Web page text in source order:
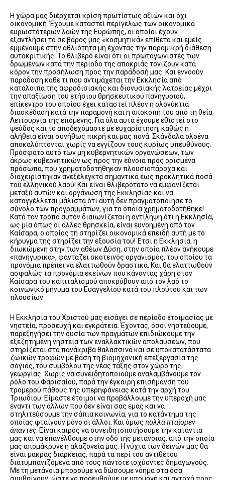
Η χώρα μας διέρχεται κρίση πρωτίστως αξιών και όχι
οικονομική. Έχουμε καταστεί περίγελως των οικονομικά
ευρωστότερων λαών της Ευρώπης, οι οποίοι έχουν
εξαντλήσει τα σε βάρος μας «κοσμητικά» επίθετα και εμείς
εμμένουμε στην αθλιότητα μη έχοντας την παραμικρή διάθεση
αυτοκριτικής. Το θλιβερό είναι ότι οι πρωταγωνιστές των
δρωμένων κατά την περίοδο της αποκριάς τονίζουν κατά
κόρον την προσήλωση προς την παράδοσή μας. Και εννοούν
παράδοση κάθε τι που αντιμάχεται την Εκκλησία από
κατάλοιπα της αφροδισιακής και διονυσιακής λατρείας μέχρι
την απαξίωση του ετήσιου θρησκευτικού πανηγυριού,
επίκεντρο του οποίου έχει καταστεί πλέον η ολονύκτια
διασκέδαση κατά την παραμονή και η αποκοπή του από τη θεία
Λειτουργία της επομένης. Για όλα αυτά έχουμε εθιστεί στο
ψεύδος και το αποδεχόμαστε με ευχαρίστηση, καθώς η
αλήθεια είναι συνήθως πικρή και μας πονά. Σκάνδαλα ολοένα
αποκαλύπτονται χωρίς να εγγίζουν τους κυρίως υπευθύνους.
Πρόσφατο αυτό των μη κυβερνητικών οργανώσεων, των
άκρως κυβερνητικών ως προς την εύνοια προς ορισμένα
πρόσωπα, που χρηματοδοτήθηκαν πλουσιοπάροχα και
διαχειρίστηκαν ανεξέλεγκτα σημαντικά έως προκλητικά ποσά
του ελληνικού λαού! Και είναι θλιβερότατο να εμφανίζεται
μεταξύ αυτών και οργάνωση της Εκκλησίας και να
καταγγέλλεται μάλιστα ότι αυτή δεν πραγματοποίησε το
σύνολο των προγραμμάτων, για τα οποία χρηματοδοτήθηκε!
Κατά τον τρόπο αυτόν διαιωνίζεται η αντίληψη ότι η Εκκλησία,
ως μία όπως οι άλλες θρησκεία, είναι ευνοημένη από τον
Καίσαρα, ο οποίος τη στηρίζει οικονομικά επειδή αυτή με το
κήρυγμά της στηρίζει την εξουσία του! Έτσι η Εκκλησία, η
διωκώμενη στην των αθέων Δύση, στην οποία πλέον ανήκουμε
«πανηγυρικά», φαντάζει σκοτεινός οργανισμός, του οποίου τα
προνόμια πρέπει να ελαττωθούν δραστικά. Και θα ελαττωθούν
ασφαλώς τα προνόμια εκείνων που κάνοντας χάρη στον
Καίσαρα του καπιταλισμού αποκρύβουν από τον λαό το
κοινωνικό μήνυμα του Ευαγγελίου κατά του πλούτου και των
πλουσίων.
Η Εκκλησία του Χριστού μας εισάγει σε περίοδο ετοιμασίας με
νηστεία, προσευχή και εγκράτεια. Έχοντας, όσοι νηστεύουμε,
παρεξηγήσει την ουσία των πραγμάτων επιδιώκουμε την
εξεζητημένη νηστεία των εναλλακτικών απολαύσεων, που
στηρίζεται στα πανάκριβα θαλασσινά και σε υποκατατάστατα
ζωικών τροφών με βάση τη βιομηχανική επεξεργασία της
σόγιας, του συμβόλου της νέας τάξης στον χώρο της
γεωργίας. Χωρίς να συνειδητοποιούμε αναλαμβάνουμε τον
ρόλο του Φαρισαίου, παρά την έγκαιρη επισήμανση του
τρομερού πάθους της υπερηφάνειας κατά την αρχή του
Τριωδίου. Είμαστε έτοιμοι να προβάλλουμε την υπεροχή μας
έναντι των άλλων που δεν είναι σας εμάς και να
στηλιτεύσουμε την σάπια κοινωνία, για το κατάντημα της
οποίας φταίγουν μόνο οι άλλοι. Και όμως πολλά πταίομεν
άπαντες . Είναι καιρός να συνειδητοποιήσουμε την κατάντια
μας και να επανέλθουμε στην οδό της μετάνοιας, από την οποία
μας απομάκρυνε η αλαζονεία μας. Η νύχτα των δεινών μας θα
είναι μακράς διάρκειας, παρά τα περί του αντιθέτου
διατυμπανιζόμενα από τους πάντοτε ισχύοντες δημαγωγούς.
Με τη μετάνοια μπορούμε να δώσουμε νόημα στα όσα
συμβαίνουν, ώστε να πορευθούμε με υπομονή και αντοχή προς